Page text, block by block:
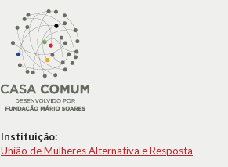
Instituição:
União de Mulheres Alternativa e Resposta